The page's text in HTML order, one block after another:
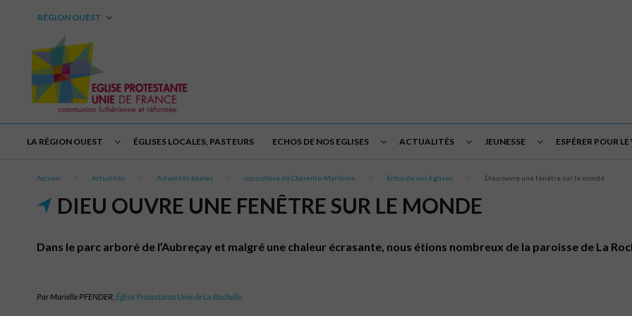
RÉGION OUEST
LA RÉGION OUEST ÉGLISES LOCALES, PASTEURS ECHOS DE NOS EGLISES ACTUALITÉS JEUNESSE ESPÉRER POUR
Accueil Actualités Actualités locales consistoire de Charente-Maritime Echos de nos Eglises Dieu ouvre une fenêtre sur le monde
DIEU OUVRE UNE FENÊTRE SUR LE MONDE
Dans le parc arboré de l’Aubreçay et malgré une chaleur écrasante, nous étions nombreux de la paroisse de La
Par Marielle PFENDER, Église Protestante Unie de La Rochelle